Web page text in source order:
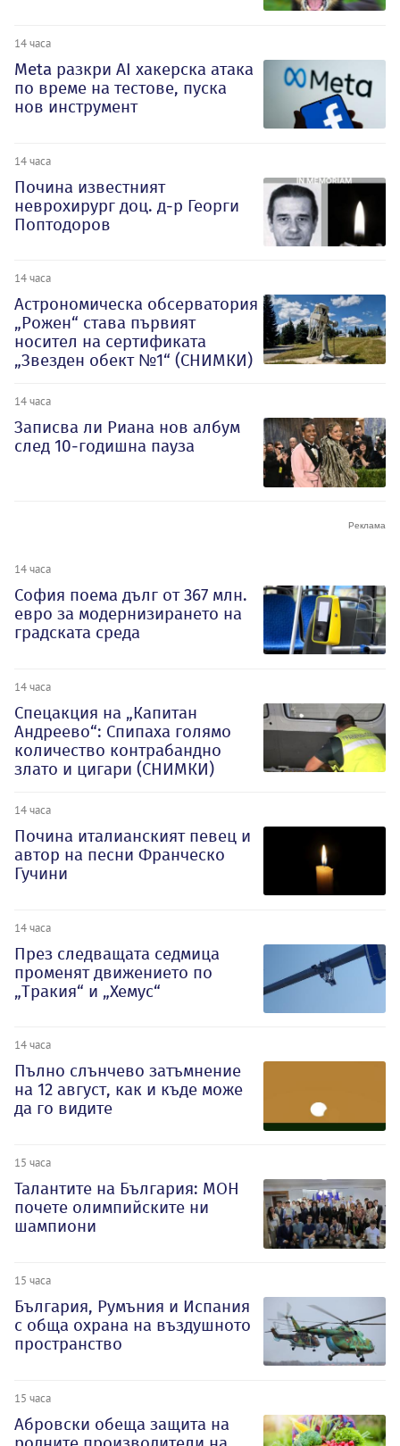
14 часа
Meta разкри AI хакерска атака
по време на тестове, пуска
нов инструмент
14 часа
Почина известният
неврохирург доц. д-р Георги
Поптодоров
14 часа
Астрономическа обсерватория
„Рожен“ става първият
носител на сертификата
„Звезден обект №1“ (СНИМКИ)
14 часа
Записва ли Риана нов албум
след 10-годишна пауза
14 часа
София поема дълг от 367 млн.
евро за модернизирането на
градската среда
14 часа
Спецакция на „Капитан
Андреево“: Спипаха голямо
количество контрабандно
злато и цигари (СНИМКИ)
14 часа
Почина италианският певец и
автор на песни Франческо
Гучини
14 часа
През следващата седмица
променят движението по
„Тракия“ и „Хемус“
14 часа
Пълно слънчево затъмнение
на 12 август, как и къде може
да го видите
15 часа
Талантите на България: МОН
почете олимпийските ни
шампиони
15 часа
България, Румъния и Испания
с обща охрана на въздушното
пространство
15 часа
Абровски обеща защита на